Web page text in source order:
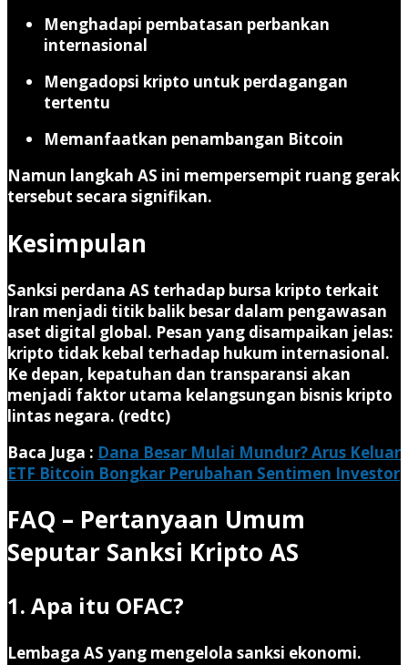
Menghadapi pembatasan perbankan
internasional
Mengadopsi kripto untuk perdagangan
tertentu
Memanfaatkan penambangan Bitcoin
Namun langkah AS ini mempersempit ruang gerak
tersebut secara signifikan.
Kesimpulan
Sanksi perdana AS terhadap bursa kripto terkait
Iran menjadi titik balik besar dalam pengawasan
aset digital global. Pesan yang disampaikan jelas:
kripto tidak kebal terhadap hukum internasional.
Ke depan, kepatuhan dan transparansi akan
menjadi faktor utama kelangsungan bisnis kripto
lintas negara. (redtc)
Baca Juga : Dana Besar Mulai Mundur? Arus Keluar
ETF Bitcoin Bongkar Perubahan Sentimen Investor
FAQ – Pertanyaan Umum
Seputar Sanksi Kripto AS
1. Apa itu OFAC?
Lembaga AS yang mengelola sanksi ekonomi.